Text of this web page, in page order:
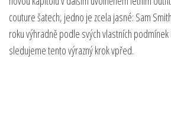
couture šatech, jedno je zcela jasné: Sam
roku výhradně podle svých vlastních podmínek
sledujeme tento výrazný krok vpřed.